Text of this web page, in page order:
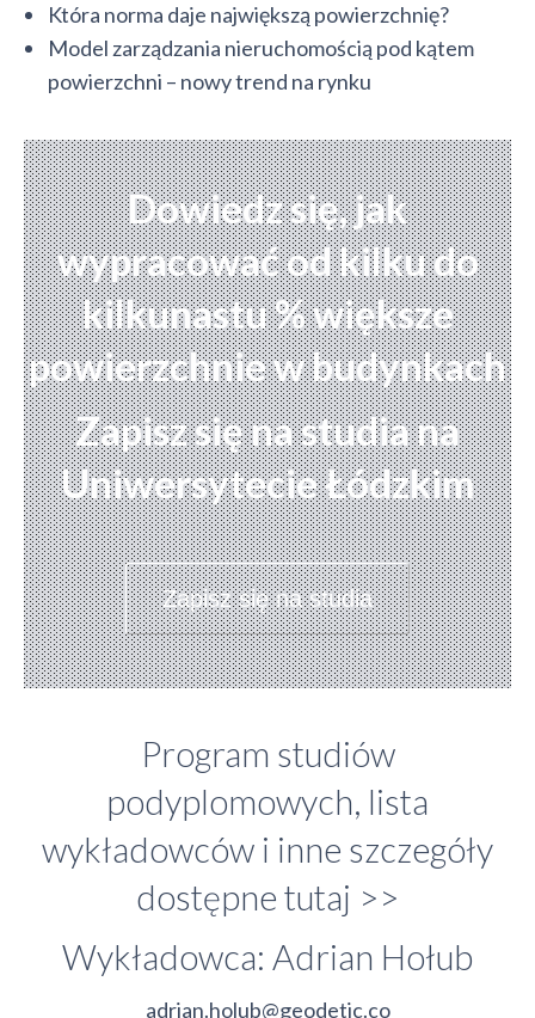
Która norma daje największą powierzchnię?
Model zarządzania nieruchomością pod kątem
powierzchni – nowy trend na rynku
Dowiedz się, jak
wypracować od kilku do
kilkunastu % większe
powierzchnie w budynkach
Zapisz się na studia na
Uniwersytecie Łódzkim
Zapisz się na studia
Program studiów
podyplomowych, lista
wykładowców i inne szczegóły
dostępne tutaj >>
Wykładowca: Adrian Hołub
adrian.holub@geodetic.co